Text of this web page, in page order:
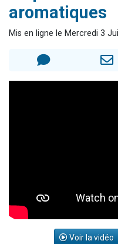
3
aromatiques
Mis en ligne le Mercredi 3
Voir la vidéo